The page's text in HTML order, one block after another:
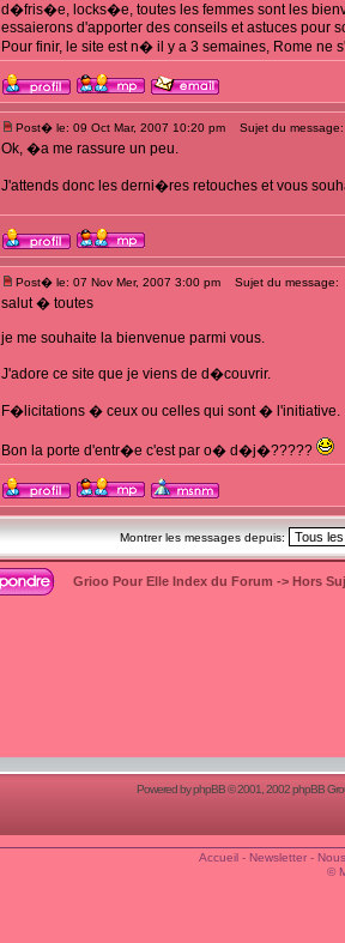
d�fris�e, locks�e, toutes les femmes sont les
essaierons d'apporter des conseils et astuces pour
Pour finir, le site est n� il y a 3 semaines, Rome ne
Post� le: 09 Oct Mar, 2007 10:20 pm Sujet du message:
Ok, �a me rassure un peu.
J'attends donc les derni�res retouches et vous
Post� le: 07 Nov Mer, 2007 3:00 pm Sujet du message:
salut � toutes
je me souhaite la bienvenue parmi vous.
J'adore ce site que je viens de d�couvrir.
F�licitations � ceux ou celles qui sont � l'initiative.
Bon la porte d'entr�e c'est par o� d�j�?????
Montrer les messages depuis:
Grioo Pour Elle Index du Forum -> Hors
Powered byphpBB© 2001, 2002 phpBB
Accueil- Newsletter-
©